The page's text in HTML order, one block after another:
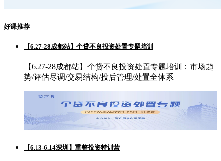
好课推荐
【6.27-28成都站】个贷不良投资处置专题培训
【6.27-28成都站】个贷不良投资处置专题培训：市场趋
势/评估尽调/交易结构/投后管理/处置全体系
【6.13-6.14深圳】重整投资特训营